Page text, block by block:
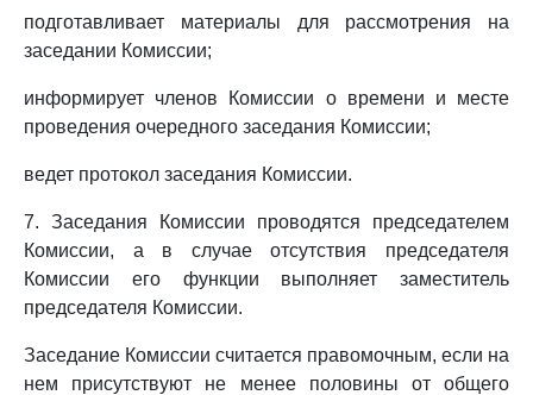
подготавливает материалы для рассмотрения на
заседании Комиссии;
информирует членов Комиссии о времени и месте
проведения очередного заседания Комиссии;
ведет протокол заседания Комиссии.
7. Заседания Комиссии проводятся председателем
Комиссии, а в случае отсутствия председателя
Комиссии его функции выполняет заместитель
председателя Комиссии.
Заседание Комиссии считается правомочным, если на
нем присутствуют не менее половины от общего